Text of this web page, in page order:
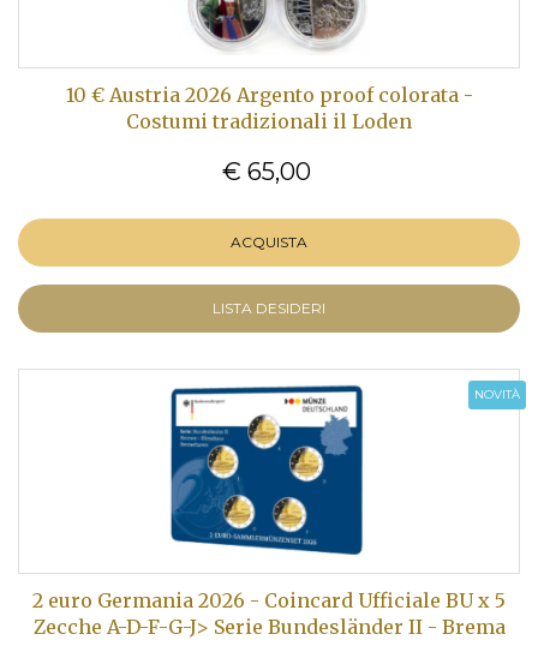
10 € Austria 2026 Argento proof colorata -
Costumi tradizionali il Loden
€ 65,00
ACQUISTA
LISTA DESIDERI
NOVITÀ
2 euro Germania 2026 - Coincard Ufficiale BU x 5
Zecche A-D-F-G-J> Serie Bundesländer II - Brema